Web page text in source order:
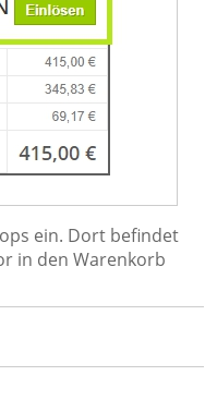
ein. Dort befindet
in den Warenkorb